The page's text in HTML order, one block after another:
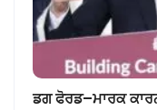
ਡਗ ਫੋਰਡ–ਮਾਰਕ